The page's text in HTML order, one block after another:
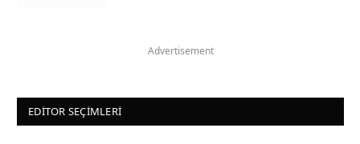
Advertisement
EDITOR SEÇIMLERI